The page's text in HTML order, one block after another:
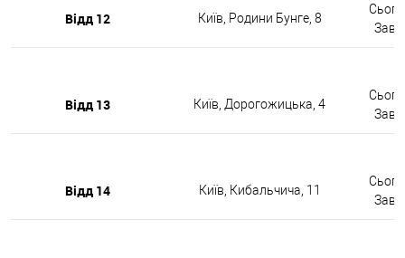
Відд 12 Київ, Родини Бунге, 8
Відд 13 Київ, Дорогожицька, 4
Відд 14 Київ, Кибальчича, 11